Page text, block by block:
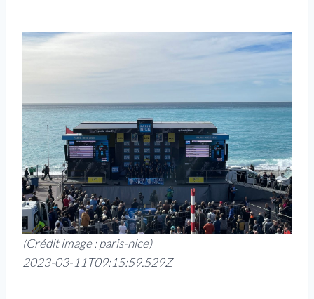
(Crédit image : paris-nice)
2023-03-11T09:15:59.529Z